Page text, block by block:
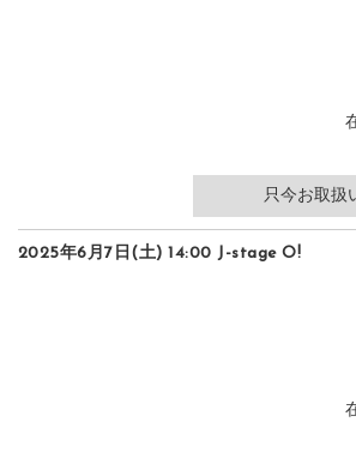
只今お取扱
2025年6月7日(土) 14:00 J-stage O!